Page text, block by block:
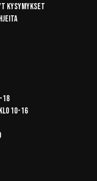
kysymykset
18
10-16